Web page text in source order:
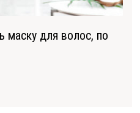
маску для волос, по